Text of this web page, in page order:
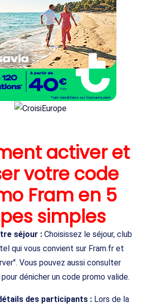
activer et
votre code
Fram en 5
simples
séjour : Choisissez le séjour, club
qui vous convient sur Fram.fr et
Vous pouvez aussi consulter
dénicher un code promo valide.
des participants : Lors de la